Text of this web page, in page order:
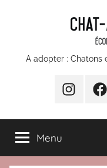
chatons
jeunes
chats
A adopter : Chatons
INSTA
Menu